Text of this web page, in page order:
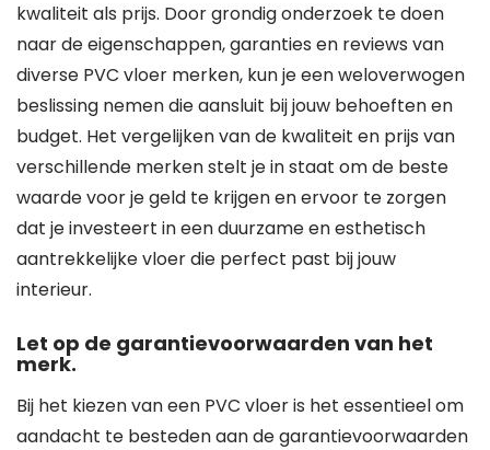
kwaliteit als prijs. Door grondig onderzoek te doen
naar de eigenschappen, garanties en reviews van
diverse PVC vloer merken, kun je een weloverwogen
beslissing nemen die aansluit bij jouw behoeften en
budget. Het vergelijken van de kwaliteit en prijs van
verschillende merken stelt je in staat om de beste
waarde voor je geld te krijgen en ervoor te zorgen
dat je investeert in een duurzame en esthetisch
aantrekkelijke vloer die perfect past bij jouw
interieur.
Let op de garantievoorwaarden van het
merk.
Bij het kiezen van een PVC vloer is het essentieel om
aandacht te besteden aan de garantievoorwaarden